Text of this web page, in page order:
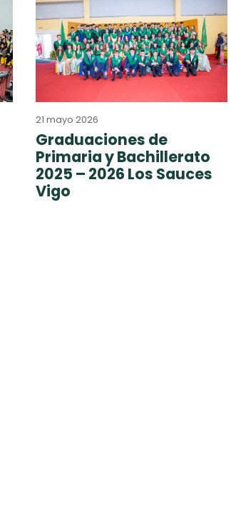
21 mayo 2026
Graduaciones de
Primaria y Bachillerato
2025 – 2026 Los Sauces
Vigo